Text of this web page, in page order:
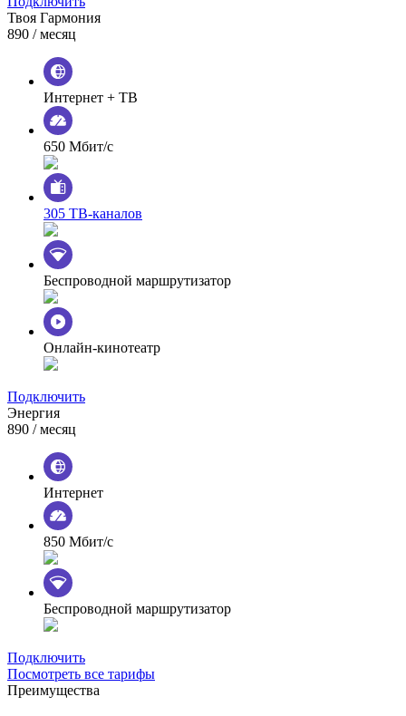
Твоя Гармония
890 / месяц
Интернет + ТВ
650 Мбит/с
305 ТВ-каналов
Беспроводной маршрутизатор
Онлайн-кинотеатр
Подключить
Энергия
890 / месяц
Интернет
850 Мбит/с
Беспроводной маршрутизатор
Подключить
Посмотреть все тарифы
Преимущества